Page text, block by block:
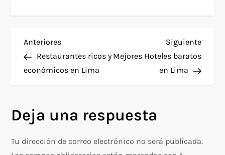
N
a
e
g
Entrada
anterior
Anteriores
Restaurantes ricos y
económicos en Lima
Siguiente
Mejores Hoteles baratos
en Lima
Deja una respuesta
Tu dirección de correo electrónico no será publicada.